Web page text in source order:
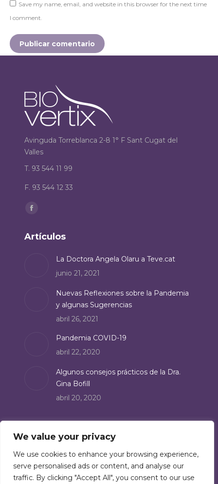
We value your privacy
We use cookies to enhance your browsing experience,
serve personalised ads or content, and analyse our
traffic. By clicking "Accept All", you consent to our use
Save my name, email, and website in this browser for the next time
I comment.
Publicar comentario
Avinguda Torreblanca 2-8 1° F Sant Cugat del
Valles
T. 93 544 11 99
F. 93 544 12 33
Encuéntranos en:
opens
window
Artículos
La Doctora Angela Olaru a Teve.cat
junio 21, 2021
Nuevas Reflexiones sobre la Pandemia
y algunas Sugerencias
abril 26, 2021
Pandemia COVID-19
abril 22, 2020
Algunos consejos prácticos de la Dra.
Gina Bofill
abril 20, 2020
Suscríbete